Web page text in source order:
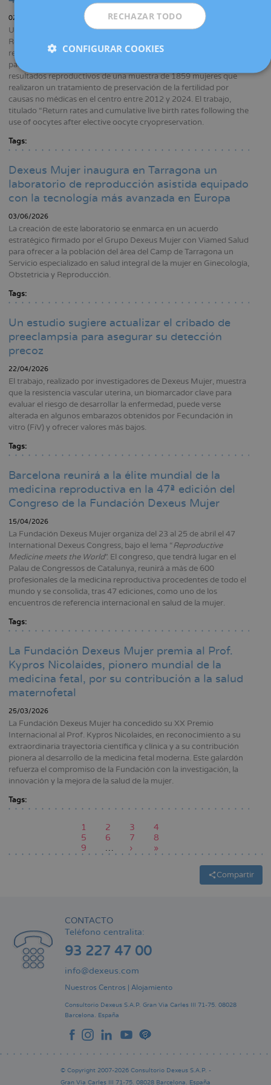
02/07/2026
Un grupo de investigadores del Servicio de Medicina de la
Reproducción de Dexeus Mujer ha realizado un amplio estudio
retrospectivo que analiza cuál es la tasa de retorno -porcentaje de
pacientes que solicitan utilizar sus ovocitos tras vitrificarlos- y los
resultados reproductivos de una muestra de 1859 mujeres que
realizaron un tratamiento de preservación de la fertilidad por
causas no médicas en el centro entre 2012 y 2024. El trabajo,
titulado “Return rates and cumulative live birth rates following the
use of oocytes after elective oocyte cryopreservation.
Tags:
Dexeus Mujer inaugura en Tarragona un
laboratorio de reproducción asistida equipado
con la tecnología más avanzada en Europa
03/06/2026
La creación de este laboratorio se enmarca en un acuerdo
estratégico firmado por el Grupo Dexeus Mujer con Viamed Salud
para ofrecer a la población del área del Camp de Tarragona un
Servicio especializado en salud integral de la mujer en Ginecología,
Obstetricia y Reproducción.
Tags:
Un estudio sugiere actualizar el cribado de
preeclampsia para asegurar su detección
precoz
22/04/2026
El trabajo, realizado por investigadores de Dexeus Mujer, muestra
que la resistencia vascular uterina, un biomarcador clave para
evaluar el riesgo de desarrollar la enfermedad, puede verse
alterada en algunos embarazos obtenidos por Fecundación in
vitro (FiV) y ofrecer valores más bajos.
Tags:
Barcelona reunirá a la élite mundial de la
medicina reproductiva en la 47ª edición del
Congreso de la Fundación Dexeus Mujer
15/04/2026
La Fundación Dexeus Mujer organiza del 23 al 25 de abril el 47
International Dexeus Congress, bajo el lema “Reproductive
Medicine meets the World”. El congreso, que tendrá lugar en el
Palau de Congressos de Catalunya, reunirá a más de 600
profesionales de la medicina reproductiva procedentes de todo el
mundo y se consolida, tras 47 ediciones, como uno de los
encuentros de referencia internacional en salud de la mujer.
Tags:
La Fundación Dexeus Mujer premia al Prof.
Kypros Nicolaides, pionero mundial de la
medicina fetal, por su contribución a la salud
maternofetal
25/03/2026
La Fundación Dexeus Mujer ha concedido su XX Premio
Internacional al Prof. Kypros Nicolaides, en reconocimiento a su
extraordinaria trayectoria científica y clínica y a su contribución
pionera al desarrollo de la medicina fetal moderna. Este galardón
refuerza el compromiso de la Fundación con la investigación, la
innovación y la mejora de la salud de la mujer.
Tags:
Página
actual
1 Page
2 Page
3 Page
4
Page
5 Page
6 Page
7 Page
8
Page
9 …
Siguiente
página
›
Última
página
»
Compartir
CONTACTO
Teléfono centralita:
93 227 47 00
info@dexeus.com
Nuestros Centros Alojamiento
Consultorio Dexeus S.A.P. Gran Via Carles III 71-75. 08028
Barcelona. España
© Copyright 2007-2026 Consultorio Dexeus S.A.P. -
Gran Via Carles III 71-75. 08028 Barcelona. España
RECHAZAR TODO
CONFIGURAR COOKIES